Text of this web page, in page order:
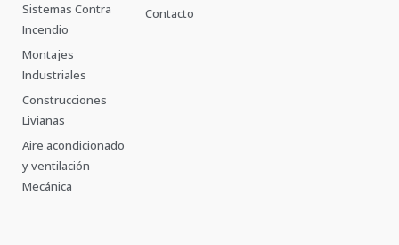
Sistemas Contra
Incendio
Montajes
Industriales
Construcciones
Livianas
Aire acondicionado
y ventilación
Mecánica
Contacto